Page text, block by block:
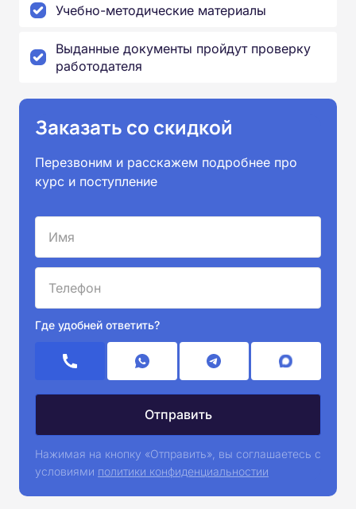
Учебно-методические материалы
Выданные документы пройдут проверку
работодателя
Заказать со скидкой
Перезвоним и расскажем подробнее про
курс и поступление
Где удобней ответить?
Нажимая на кнопку «Отправить», вы соглашаетесь с
условиями политики конфиденциальностии